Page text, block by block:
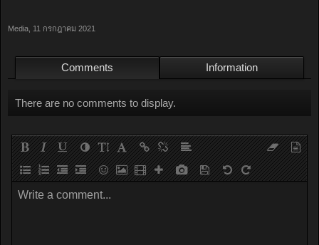
Media 11 กรกฎาคม 2021
Comments Information
There are no comments to display.
Write a comment...